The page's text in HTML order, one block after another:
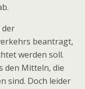
der
beantragt,
werden soll.
den Mitteln, die
sind. Doch leider